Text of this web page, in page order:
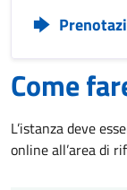
Come
L’istanza deve
online all’area di